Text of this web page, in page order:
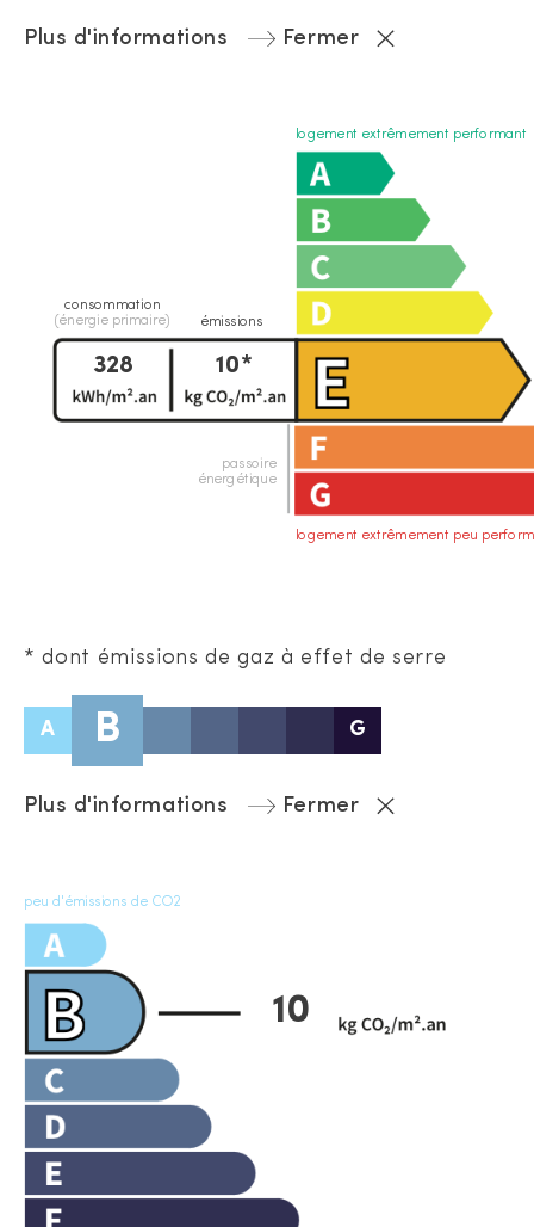
Plus d'informations Fermer
logement extrêmement performant
logement extrêmement peu
passoire
énergétique
consommation
(énergie primaire)
émissions
328 10*
* dont émissions de gaz à effet de serre
A B G
Plus d'informations Fermer
peu d'émissions de CO2
10